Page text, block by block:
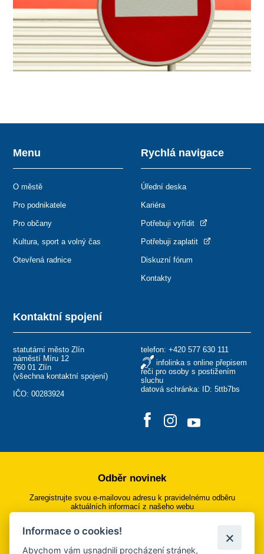
Kontaktní spojení
statutární město Zlín
náměstí Míru 12
760 01 Zlín
(všechna kontaktní spojení)
IČO: 00283924
telefon: +420 577 630 111
infolinka s online přepisem
řeči pro osoby s postižením
sluchu
datová schránka: ID: 5ttb7bs
Menu
O městě
Pro podnikatele
Pro občany
Kultura, sport a volný čas
Otevřená radnice
Rychlá navigace
Úřední deska
Kariéra
Potřebuji vyřídit
Potřebuji zaplatit
Diskuzní fórum
Kontakty
Odběr novinek
Zaregistrujte svou e-mailovou adresu k pravidelnému odběru
aktuálních informací z našeho webu
Přihlásit se k odběru
Informace o cookies!
Abychom vám usnadnili procházení stránek,